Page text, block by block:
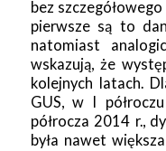
bez
pierwsze są to
natomiast
wskazują, że
kolejnych latach.
GUS, w I
półrocza 2014 r.,
była nawet